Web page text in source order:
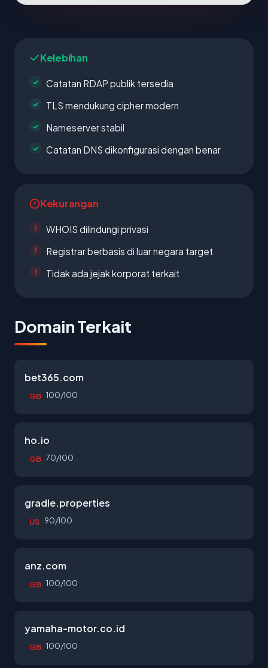
Kelebihan
Catatan RDAP publik tersedia
TLS mendukung cipher modern
Nameserver stabil
Catatan DNS dikonfigurasi dengan benar
Kekurangan
WHOIS dilindungi privasi
Registrar berbasis di luar negara target
Tidak ada jejak korporat terkait
Domain Terkait
bet365.com
GB 100/100
ho.io
GB 70/100
gradle.properties
US 90/100
anz.com
GB 100/100
yamaha-motor.co.id
GB 100/100